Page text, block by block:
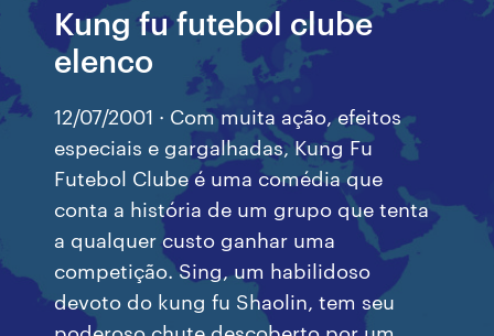
Kung fu futebol clube
elenco
12/07/2001 · Com muita ação, efeitos
especiais e gargalhadas, Kung Fu
Futebol Clube é uma comédia que
conta a história de um grupo que tenta
a qualquer custo ganhar uma
competição. Sing, um habilidoso
devoto do kung fu Shaolin, tem seu